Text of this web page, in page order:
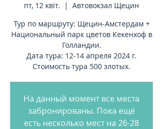
пт, 12 квіт.
  |
Автовокзал Щецин
Тур по маршруту: Щецин-Амстердам +
Национальный парк цветов Кекенхоф в
Голландии.
Дата тура: 12-14 апреля 2024 г.
Стоимость тура 500 злотых.
На данный момент все места
забронированы. Пока ещё
есть несколько мест на 26-28